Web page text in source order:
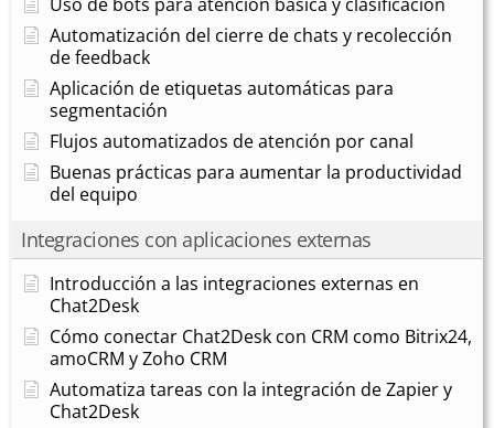
Automatización del cierre de chats y recolección
de feedback
Aplicación de etiquetas automáticas para
segmentación
Flujos automatizados de atención por canal
Buenas prácticas para aumentar la productividad
del equipo
Integraciones con aplicaciones externas
Introducción a las integraciones externas en
Chat2Desk
Cómo conectar Chat2Desk con CRM como Bitrix24,
amoCRM y Zoho CRM
Automatiza tareas con la integración de Zapier y
Chat2Desk